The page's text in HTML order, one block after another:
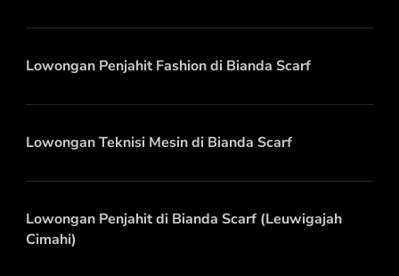
Lowongan Penjahit Fashion di Bianda Scarf
Lowongan Teknisi Mesin di Bianda Scarf
Lowongan Penjahit di Bianda Scarf (Leuwigajah
Cimahi)